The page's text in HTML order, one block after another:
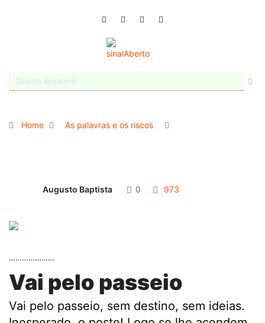
Home As palavras e os riscos
Augusto Baptista 0 973
…………………
Vai pelo passeio
Vai pelo passeio, sem destino, sem ideias.